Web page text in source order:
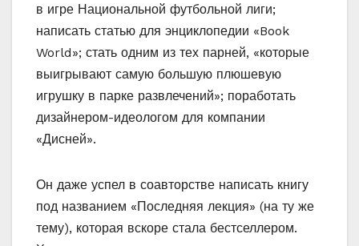
в игре Национальной футбольной лиги;
написать статью для энциклопедии «Book
World»; стать одним из тех парней, «которые
выигрывают самую большую плюшевую
игрушку в парке развлечений»; поработать
дизайнером-идеологом для компании
«Дисней».
Он даже успел в соавторстве написать книгу
под названием «Последняя лекция» (на ту же
тему), которая вскоре стала бестселлером.